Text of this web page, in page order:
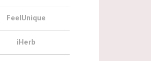
FeelUnique
iHerb